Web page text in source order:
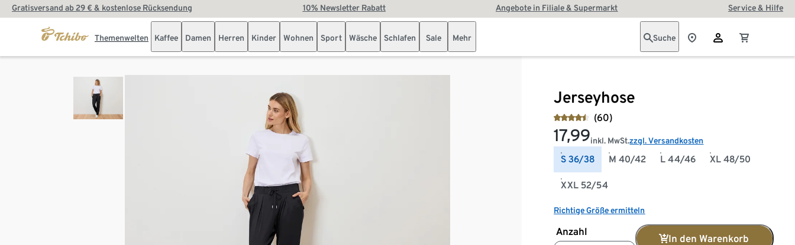
Gratisversand ab 29 € & kostenlose Rücksendung 10% Newsletter Rabatt Angebote in Filiale & Supermarkt Service & Hilfe
Themenwelten Kaffee Damen Herren Kinder Wohnen Sport Wäsche Schlafen Sale Mehr Suche
Jerseyhose
(60)
17,99inkl. MwSt.zzgl. Versandkosten
S 36/38 M 40/42 L 44/46 XL 48/50
XXL 52/54
Richtige Größe ermitteln
Anzahl
In den Warenkorb